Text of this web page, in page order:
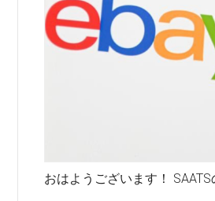
おはようございます！ SAATS